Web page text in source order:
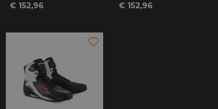
€ 152,96
€ 152,96